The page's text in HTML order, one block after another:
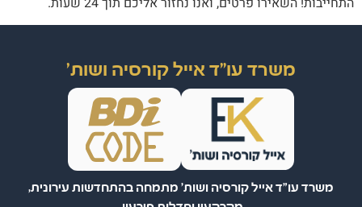
משרד עו"ד אייל קורסיה ושות'
משרד עו"ד אייל קורסיה ושות' מתמחה בהתחדשות עירונית,